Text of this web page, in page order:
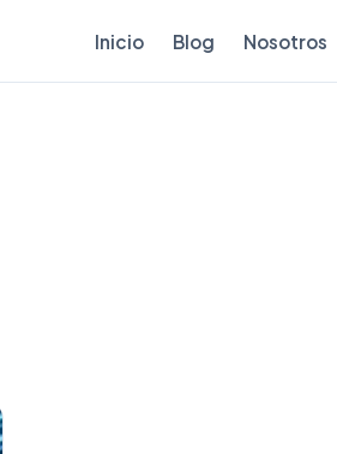
Inicio Blog Nosotros